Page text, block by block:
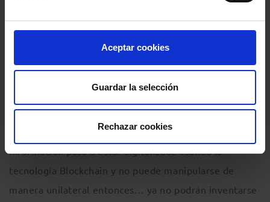
Aceptar cookies
Guardar la selección
Rechazar cookies
escala global de manera más eficiente, agilizando y
transformando procesos.
, además puede resultar de gran utilidad
en la captación de talento. Recientemente leía en el
la siguiente reflexión: “Si la
información pasa a estar digitalizada usando la
tecnología Blockchain y no puede manipularse de
manera unilateral entonces… ya no podrán inventarse